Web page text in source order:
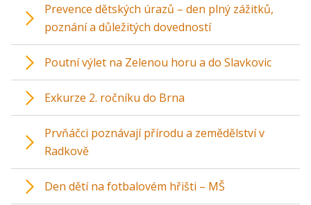
Prevence dětských úrazů – den plný zážitků,
poznání a důležitých dovedností
Poutní výlet na Zelenou horu a do Slavkovic
Exkurze 2. ročníku do Brna
Prvňáčci poznávají přírodu a zemědělství v
Radkově
Den dětí na fotbalovém hřišti – MŠ